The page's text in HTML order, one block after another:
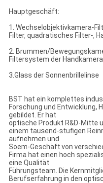
Hauptgeschäft:
1. Wechselobjektivkamera-
Filter, quadratisches Filter-,
2. Brummen/
Filtersystem der
3.Glass der Sonnenbrillelinse
BST hat ein komplettes
Forschung und Entwicklung,
gebildet. Er hat
optische Produkt R&D-Mitte
einem tausend-stufigen
aufnehmen und
Soem-Geschäft von
Firma hat einen hoch
eine Qualität
Führungsteam. Die
Berufserfahrung in den